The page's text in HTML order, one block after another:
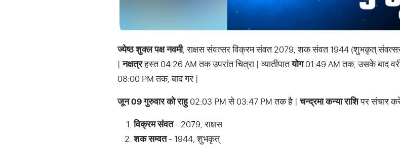
ज्येष्ठशुक्लपक्षनवमी, राक्षस संवत्सर विक्रम संवत 2079, शक संवत 1944 (शुभकृत्
|नक्षत्रहस्त 04:26 AM तक उपरांत चित्रा | व्यातीपातयोग01:49 AM तक, उसके बाद
08:00 PM तक, बाद गर |
जून09गुरुवारकोराहु 02:03 PM से 03:47 PM तक है |चन्द्रमाकन्याराशिपर संचार
विक्रमसंवत- 2079, राक्षस
शकसम्वत- 1944, शुभकृत्